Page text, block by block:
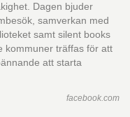
Dagen bjuder
samverkan med
samt silent books
kommuner träffas för att
att starta
facebook.com